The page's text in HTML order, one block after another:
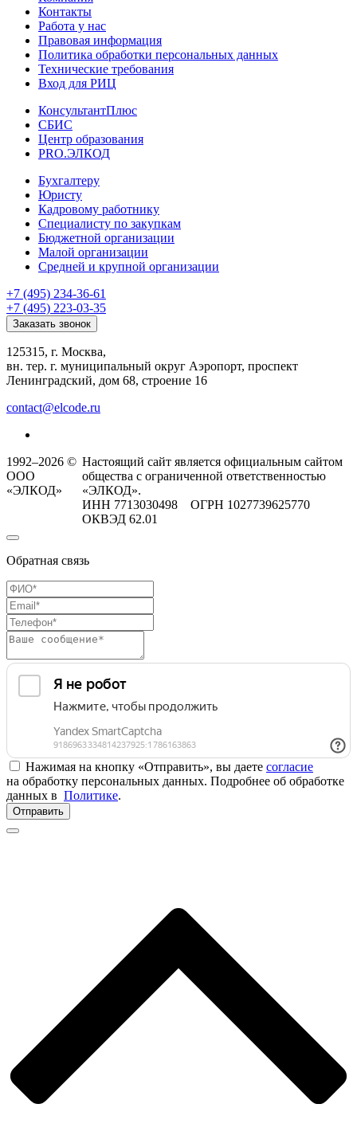
Контакты
Работа у нас
Правовая информация
Политика обработки персональных данных
Технические требования
Вход для РИЦ
КонсультантПлюс
СБИС
Центр образования
PRO.ЭЛКОД
Бухгалтеру
Юристу
Кадровому работнику
Специалисту по закупкам
Бюджетной организации
Малой организации
Средней и крупной организации
+7 (495) 234-36-61
+7 (495) 223-03-35
Заказать звонок
125315, г. Москва,
вн. тер. г. муниципальный округ Аэропорт, проспект
Ленинградский, дом 68, строение 16
contact@elcode.ru
1992–2026 ©
ООО
«ЭЛКОД»
Настоящий сайт является официальным сайтом
общества с ограниченной ответственностью
«ЭЛКОД».
ИНН 7713030498 ОГРН 1027739625770
ОКВЭД 62.01
Обратная связь
Нажимая на кнопку «Отправить», вы даете согласие
на обработку персональных данных. Подробнее об обработке
данных в Политике.
Отправить